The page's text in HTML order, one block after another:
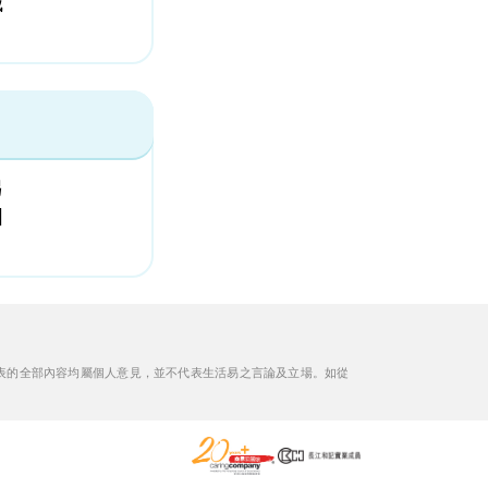
全部內容均屬個人意見，並不代表生活易之言論及立場。如從